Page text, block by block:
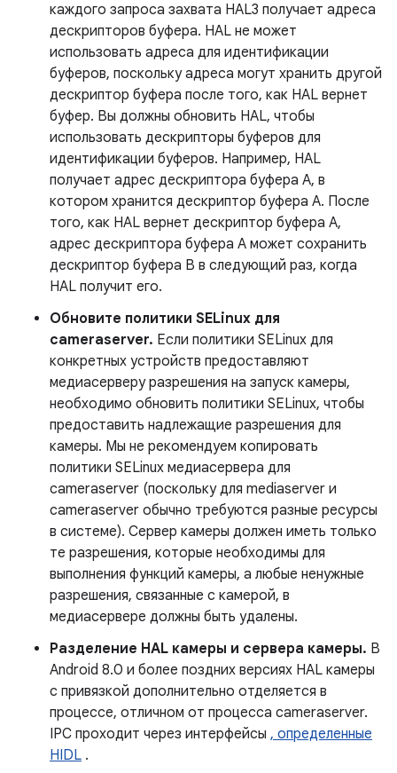
каждого запроса захвата HAL3 получает адреса
дескрипторов буфера. HAL не может
использовать адреса для идентификации
буферов, поскольку адреса могут хранить другой
дескриптор буфера после того, как HAL вернет
буфер. Вы должны обновить HAL, чтобы
использовать дескрипторы буферов для
идентификации буферов. Например, HAL
получает адрес дескриптора буфера A, в
котором хранится дескриптор буфера A. После
того, как HAL вернет дескриптор буфера A,
адрес дескриптора буфера A может сохранить
дескриптор буфера B в следующий раз, когда
HAL получит его.
Обновите политики SELinux для
cameraserver. Если политики SELinux для
конкретных устройств предоставляют
медиасерверу разрешения на запуск камеры,
необходимо обновить политики SELinux, чтобы
предоставить надлежащие разрешения для
камеры. Мы не рекомендуем копировать
политики SELinux медиасервера для
cameraserver (поскольку для mediaserver и
cameraserver обычно требуются разные ресурсы
в системе). Сервер камеры должен иметь только
те разрешения, которые необходимы для
выполнения функций камеры, а любые ненужные
разрешения, связанные с камерой, в
медиасервере должны быть удалены.
Разделение HAL камеры и сервера камеры. В
Android 8.0 и более поздних версиях HAL камеры
с привязкой дополнительно отделяется в
процессе, отличном от процесса cameraserver.
IPC проходит через интерфейсы , определенные
HIDL .